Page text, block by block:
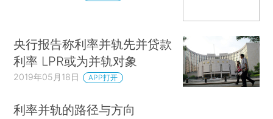
央行报告称利率并轨先并贷款
利率 LPR或为并轨对象
2019年05月18日 APP打开
利率并轨的路径与方向